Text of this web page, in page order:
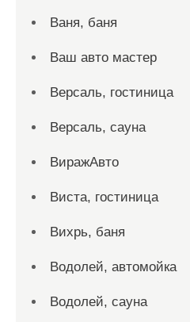
Ваня, баня
Ваш авто мастер
Версаль, гостиница
Версаль, сауна
ВиражАвто
Виста, гостиница
Вихрь, баня
Водолей, автомойка
Водолей, сауна